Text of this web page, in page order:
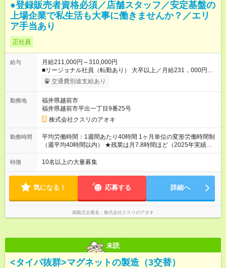
●登録販売者資格必須／店舗スタッフ／安定基盤の
上場企業で私生活も大事に働きませんか？／エリ
ア手当あり
正社員
給与
月給211,000円～310,000円
■リージョナル社員（転勤あり） 大卒以上／月給231，000円～
310，000円 高卒以上／月給211，000円～310，000円 ★エリア
手当（石川県、富山県、福井県、岐阜県、群馬県、茨城県 月1
種手当あり ★登録販売者資格保持者への月1万円支給を含む（実
務経験がない方にも同額を支給） ※ただし、短時間勤務・早番
固定社員は当社規定に従い額が変動 ＝＝＝＝＝＝＝＝＝＝＝＝
＝＝ ★職務給制度で実力次第で収入アップ！ 職務内容に応じて
給与が支払われ、昇格試験なく役職に就いた時点で年収がUPす
る制度です。 約4割の社員が入社3年目で店長に就いています。
交通費別途支給あり
勤務地
福井県越前市
福井県越前市平出一丁目9番25号
株式会社クスリのアオキ
勤務時間
平均労働時間：1週間あたり40時間 1ヶ月単位の変形労働時間制
（週平均40時間以内） ★残業は月7.8時間ほど（2025年実績）
＜店舗の基本営業時間＞ 9時～22時 ※勤務時間は店舗により異
なります。 ＜シフト例＞ 早番：8時00分～17時00分 中番：11
1ヶ月単位の変形労働時間制（週平均40時間以内） ★残業は月
7.8時間ほど（2025年実績） ＜店舗の基本営業時間＞ 9時～22
時 ※勤務時間は店舗により異なります。 ＜シフト例＞ 早番：8
時00分～17時00分 中番：11時～20時 遅番：13時～22時
特徴 10名以上の大量募集
気になる！ 応募する 詳細へ
掲載元企業名 株式会社クスリのアオキ
未読
<タイパ抜群>マグネットの製造（3交替）